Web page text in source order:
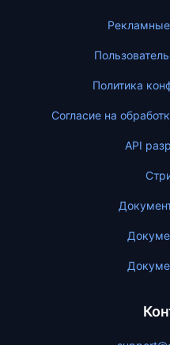
Политика
Согласие на
API